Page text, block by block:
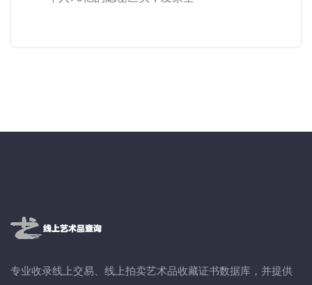
专业收录线上交易、线上拍卖艺术品收藏证书数据库，并提供